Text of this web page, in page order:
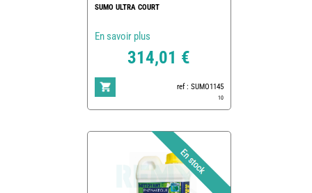
SUMO ULTRA COURT
En savoir plus
314,01 €
ref : SUMO1145
10